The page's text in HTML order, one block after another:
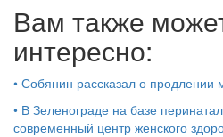
Вам также
интересно:
• Собянин рассказал о продлении
• В Зеленограде на базе
современный центр женского